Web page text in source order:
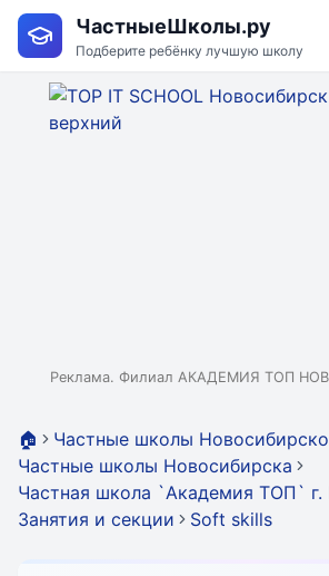
ЧастныеШколы.ру
Подберите ребёнку лучшую школу
Реклама. Филиал АКАДЕМИЯ ТОП
🏠
Частные школы
Частные школы Новосибирска
Частная школа `Академия ТОП` г.
Занятия и секции
Soft skills